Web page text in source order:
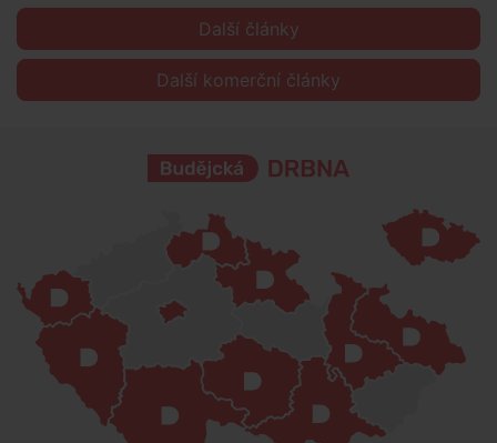
Další články
Další komerční články